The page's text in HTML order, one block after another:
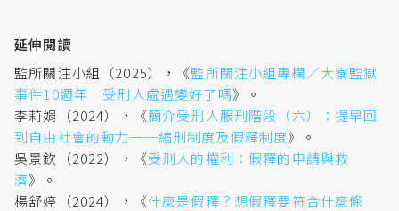
法務部（2020），《
刑法緩刑制度之修正
》。
謝煜偉（2005），〈寬嚴並進刑事政策之省思〉，
《月旦法學雜誌》，第126期，頁131-157。
許福生（2003），〈從兩極化刑事政策觀點論刑法
之修正草案〉，《刑事政策與犯罪研究論文集》，第
6期，頁195-220。
延伸閱讀
監所關注小組（2025），《監所關注小組專欄／大寮監獄
事件10週年 受刑人處遇變好了嗎》。
李莉娟（2024），《簡介受刑人服刑階段（六）：提早回
到自由社會的動力──縮刑制度及假釋制度》。
吳景欽（2022），《受刑人的權利：假釋的申請與救
濟》。
楊舒婷（2024），《什麼是假釋？想假釋要符合什麼條